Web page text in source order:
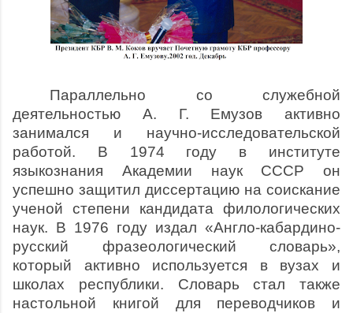
Параллельно со служебной
деятельностью А. Г. Емузов активно
занимался и научно-исследовательской
работой. В 1974 году в институте
языкознания Академии наук СССР он
успешно защитил диссертацию на соискание
ученой степени кандидата филологических
наук. В 1976 году издал «Англо-кабардино-
русский фразеологический словарь»,
который активно используется в вузах и
школах республики. Словарь стал также
настольной книгой для переводчиков и